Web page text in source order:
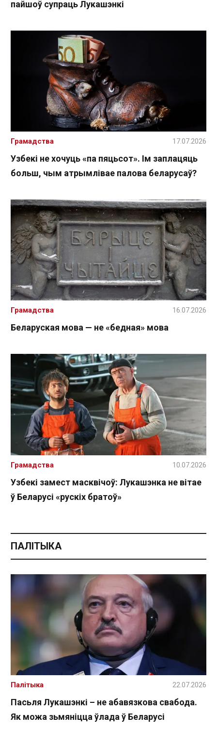
пайшоў супраць Лукашэнкі
Узбекі не хочуць «па пяцьсот». Ім заплацяць
больш, чым атрымлівае палова беларусаў?
Грамадства 17.07.2026
Беларуская мова — не «бедная» мова
Грамадства 16.07.2026
Узбекі замест масквічоў: Лукашэнка не вітае
ў Беларусі «рускіх братоў»
Грамадства 10.07.2026
ПАЛІТЫКА
Пасьля Лукашэнкі – не абавязкова свабода.
Як можа зьмяніцца ўлада ў Беларусі
Палітыка 22.07.2026